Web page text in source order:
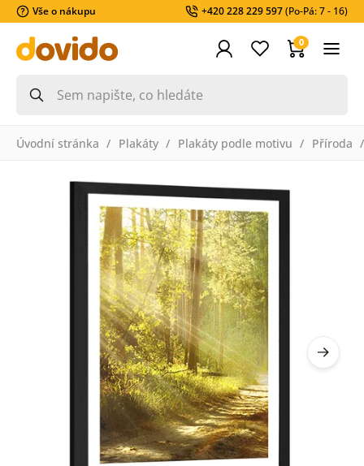
Vše o nákupu +420 228 229 597(Po-Pá: 7 - 16)
0
Úvodní stránka Plakáty Plakáty podle motivu Příroda